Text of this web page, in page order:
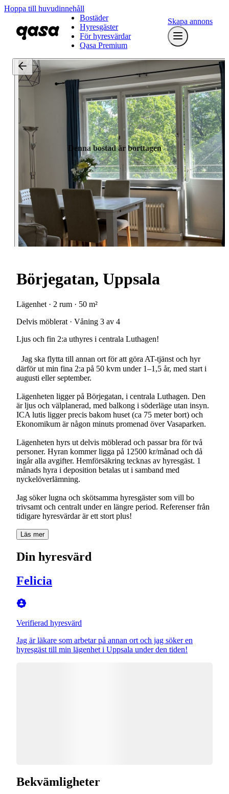
Hoppa till huvudinnehåll
Bostäder
Hyresgäster
För hyresvärdar
Qasa Premium
Skapa annons
Denna bostad är borttagen
Börjegatan, Uppsala
Lägenhet · 2 rum · 50 m²
Delvis möblerat · Våning 3 av 4
Ljus och fin 2:a uthyres i centrala Luthagen!
Jag ska flytta till annan ort för att göra AT-tjänst och hyr
därför ut min fina 2:a på 50 kvm under 1–1,5 år, med start i
augusti eller september.
Lägenheten ligger på Börjegatan, i centrala Luthagen. Den
är ljus och välplanerad, med balkong i söderläge utan insyn.
ICA lutis ligger precis bakom huset (ca 75 meter bort) och
Ekonomikum är någon minuts promenad över Vasaparken.
Lägenheten hyrs ut delvis möblerad och passar bra för två
personer. Hyran kommer ligga på 12500 kr/månad och då
ingår alla avgifter. Hemförsäkring tecknas av hyresgäst. 1
månads hyra i deposition betalas ut i samband med
nyckelöverlämning.
Jag söker lugna och skötsamma hyresgäster som vill bo
trivsamt och centralt under en längre period. Referenser från
tidigare hyresvärdar är ett stort plus!
Läs mer
Din hyresvärd
Felicia
Verifierad hyresvärd
Jag är läkare som arbetar på annan ort och jag söker en
hyresgäst till min lägenhet i Uppsala under den tiden!
Bekvämligheter